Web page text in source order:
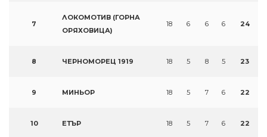
7
ЛОКОМОТИВ (ГОРНА
ОРЯХОВИЦА)
18 6 6 6 24
8 ЧЕРНОМОРЕЦ 1919 18 5 8 5 23
9 МИНЬОР 18 5 7 6 22
10 ЕТЪР 18 5 7 6 22